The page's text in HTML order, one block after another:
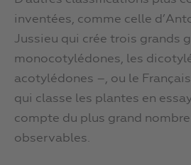
inventées, comme celle
Jussieu qui crée trois grands
monocotylédones, les
acotylédones –, ou le
qui classe les plantes en
compte du plus grand
observables.